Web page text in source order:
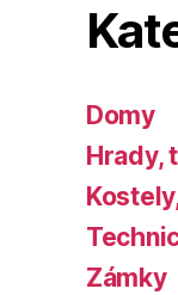
Domy
Hrady,
Zámky